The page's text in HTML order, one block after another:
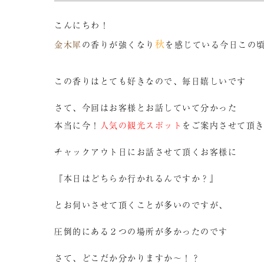
こんにちわ！
金木犀 の香りが強くなり 秋を感じている今日この頃
この香りはとても好きなので、毎日嬉しいです
さて、今回はお客様とお話していて分かった
本当に今！ 人気の観光スポット をご案内させて頂き
チャックアウト日にお話させて頂くお客様に
『本日はどちらか行かれるんですか？』
とお伺いさせて頂くことが多いのですが、
圧倒的にある２つの場所が多かったのです
さて、どこだか分かりますか～！？